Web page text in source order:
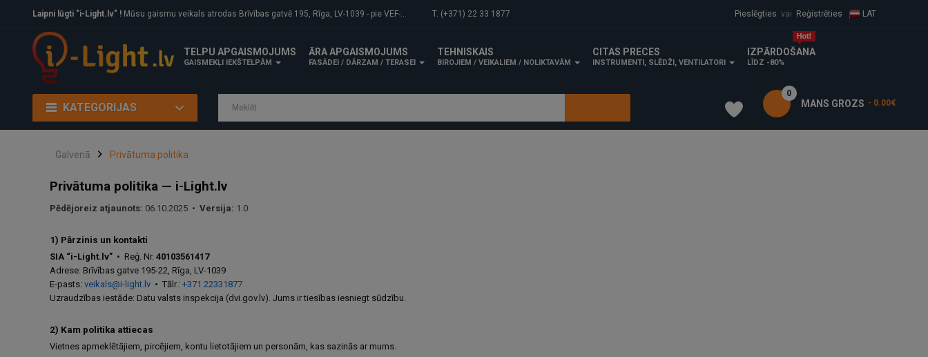
Laipni lūgti "i-Light.lv" ! Mūsu gaismu veikals atrodas Brīvības gatvē 195, Rīga, LV-1039 - pie VEF-Gaisa tilta. T. (+371) 22 33 1877 Pieslēgties vai Reģistrēties LAT
TELPU APGAISMOJUMS
GAISMEKĻI IEKŠTELPĀM
ĀRA APGAISMOJUMS
FASĀDEI / DĀRZAM / TERASEI
TEHNISKAIS
BIROJIEM / VEIKALIEM / NOLIKTAVĀM
CITAS PRECES
INSTRUMENTI, SLĒDŽI, VENTILATORI
IZPĀRDOŠANA
LĪDZ -80%
KATEGORIJAS MANS GROZS
0
- 0.00€
Galvenā Privātuma politika
Privātuma politika — i-Light.lv
Pēdējoreiz atjaunots: 06.10.2025 • Versija: 1.0
1) Pārzinis un kontakti
SIA “i-Light.lv” • Reģ. Nr. 40103561417
Adrese: Brīvības gatve 195-22, Rīga, LV-1039
E-pasts: veikals@i-light.lv • Tālr.: +371 22331877
Uzraudzības iestāde: Datu valsts inspekcija (dvi.gov.lv). Jums ir tiesības iesniegt sūdzību.
2) Kam politika attiecas
Vietnes apmeklētājiem, pircējiem, kontu lietotājiem un personām, kas sazinās ar mums.